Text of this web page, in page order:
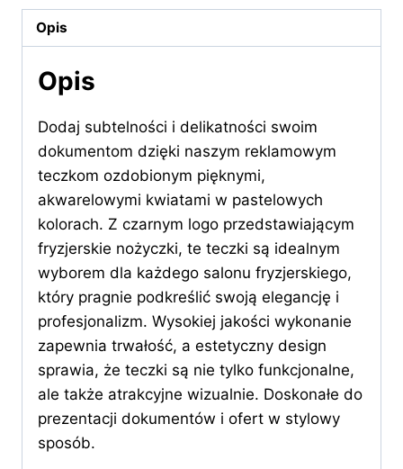
nożyczkami
Opis
Opis
Dodaj subtelności i delikatności swoim
dokumentom dzięki naszym reklamowym
teczkom ozdobionym pięknymi,
akwarelowymi kwiatami w pastelowych
kolorach. Z czarnym logo przedstawiającym
fryzjerskie nożyczki, te teczki są idealnym
wyborem dla każdego salonu fryzjerskiego,
który pragnie podkreślić swoją elegancję i
profesjonalizm. Wysokiej jakości wykonanie
zapewnia trwałość, a estetyczny design
sprawia, że teczki są nie tylko funkcjonalne,
ale także atrakcyjne wizualnie. Doskonałe do
prezentacji dokumentów i ofert w stylowy
sposób.